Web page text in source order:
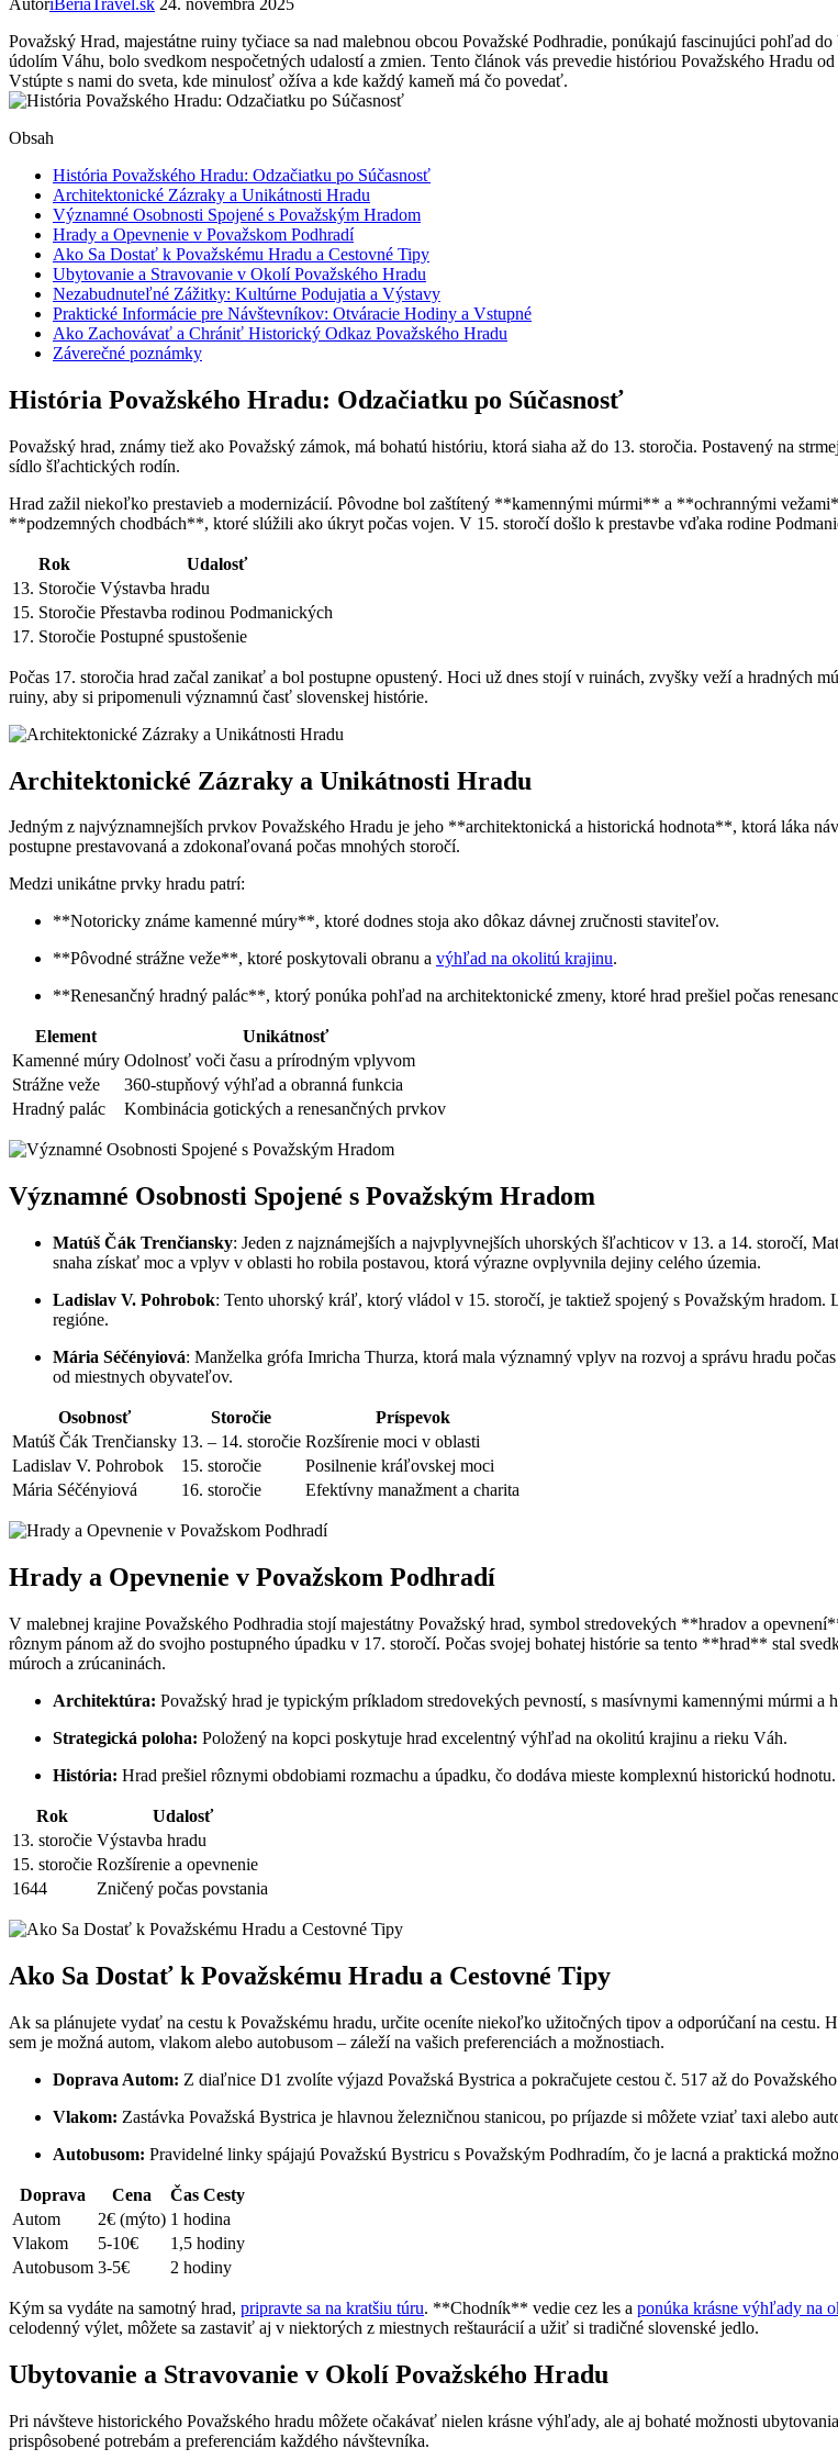
Považský Hrad, majestátne ruiny tyčiace sa nad malebnou obcou Považské Podhradie, ponúkajú fascinujúci pohľad
údolím Váhu, bolo svedkom nespočetných udalostí a zmien. Tento článok vás prevedie históriou Považského Hradu
Vstúpte s nami do sveta, kde minulosť ožíva a kde každý kameň má čo povedať.
Obsah
História Považského Hradu: Odzačiatku po Súčasnosť
Architektonické Zázraky a Unikátnosti Hradu
Významné Osobnosti Spojené s Považským Hradom
Hrady a Opevnenie v Považskom Podhradí
Ako Sa Dostať k Považskému Hradu a Cestovné Tipy
Ubytovanie a Stravovanie v Okolí Považského Hradu
Nezabudnuteľné Zážitky: Kultúrne Podujatia a Výstavy
Praktické Informácie pre Návštevníkov: Otváracie Hodiny a Vstupné
Ako Zachovávať a Chrániť Historický Odkaz Považského Hradu
Záverečné poznámky
História Považského Hradu: Odzačiatku po Súčasnosť
Považský hrad, známy tiež ako Považský zámok, má bohatú históriu, ktorá siaha až do 13. storočia. Postavený na
sídlo šľachtických rodín.
Hrad zažil niekoľko prestavieb a modernizácií. Pôvodne bol zaštítený **kamennými múrmi** a **ochrannými
**podzemných chodbách**, ktoré slúžili ako úkryt počas vojen. V 15. storočí došlo k prestavbe vďaka rodine
Rok
Udalosť
13. Storočie Výstavba hradu
15. Storočie Přestavba rodinou Podmanických
17. Storočie Postupné spustošenie
Počas 17. storočia hrad začal zanikať a bol postupne opustený. Hoci už dnes stojí v ruinách, zvyšky veží a
ruiny, aby si pripomenuli významnú časť slovenskej histórie.
Architektonické Zázraky a Unikátnosti Hradu
Jedným z najvýznamnejších prvkov Považského Hradu je jeho **architektonická a historická hodnota**, ktorá láka
postupne prestavovaná a zdokonaľovaná počas mnohých storočí.
Medzi unikátne prvky hradu patrí:
**Notoricky známe kamenné múry**, ktoré dodnes stoja ako dôkaz dávnej zručnosti staviteľov.
**Pôvodné strážne veže**, ktoré poskytovali obranu a výhľad na okolitú krajinu.
**Renesančný hradný palác**, ktorý ponúka pohľad na architektonické zmeny, ktoré hrad prešiel počas
Element
Unikátnosť
Kamenné múry Odolnosť voči času a prírodným vplyvom
Strážne veže
360-stupňový výhľad a obranná funkcia
Hradný palác
Kombinácia gotických a renesančných prvkov
Významné Osobnosti Spojené s Považským Hradom
Matúš Čák Trenčiansky: Jeden z najznámejších a najvplyvnejších uhorských šľachticov v 13. a 14. storočí,
snaha získať moc a vplyv v oblasti ho robila postavou, ktorá výrazne ovplyvnila dejiny celého územia.
Ladislav V. Pohrobok: Tento uhorský kráľ, ktorý vládol v 15. storočí, je taktiež spojený s Považským
regióne.
Mária Séčényiová: Manželka grófa Imricha Thurza, ktorá mala významný vplyv na rozvoj a správu hradu
od miestnych obyvateľov.
Osobnosť Storočie
Príspevok
Matúš Čák Trenčiansky 13. – 14. storočie Rozšírenie moci v oblasti
Ladislav V. Pohrobok
15. storočie
Posilnenie kráľovskej moci
Mária Séčényiová
16. storočie Efektívny manažment a charita
Hrady a Opevnenie v Považskom Podhradí
V malebnej krajine Považského Podhradia stojí majestátny Považský hrad, symbol stredovekých **hradov a
rôznym pánom až do svojho postupného úpadku v 17. storočí. Počas svojej bohatej histórie sa tento **hrad** stal
múroch a zrúcaninách.
Architektúra: Považský hrad je typickým príkladom stredovekých pevností, s masívnymi kamennými múrmi a
Strategická poloha: Položený na kopci poskytuje hrad excelentný výhľad na okolitú krajinu a rieku Váh.
História: Hrad prešiel rôznymi obdobiami rozmachu a úpadku, čo dodáva mieste komplexnú historickú hodnotu.
Rok
Udalosť
13. storočie Výstavba hradu
15. storočie Rozšírenie a opevnenie
1644
Zničený počas povstania
Ako Sa Dostať k Považskému Hradu a Cestovné Tipy
Ak sa plánujete vydať na cestu k Považskému hradu, určite oceníte niekoľko užitočných tipov a odporúčaní na
sem je možná autom, vlakom alebo autobusom – záleží na vašich preferenciách a možnostiach.
Doprava Autom: Z diaľnice D1 zvolíte výjazd Považská Bystrica a pokračujete cestou č. 517 až do
Vlakom: Zastávka Považská Bystrica je hlavnou železničnou stanicou, po príjazde si môžete vziať taxi alebo
Autobusom: Pravidelné linky spájajú Považskú Bystricu s Považským Podhradím, čo je lacná a praktická
Doprava Cena
Čas Cesty
Autom
2€ (mýto) 1 hodina
Vlakom
5-10€
1,5 hodiny
Autobusom 3-5€ 2 hodiny
Kým sa vydáte na samotný hrad, pripravte sa na kratšiu túru. **Chodník** vedie cez les a ponúka krásne výhľady na
celodenný výlet, môžete sa zastaviť aj v niektorých z miestnych reštaurácií a užiť si tradičné slovenské jedlo.
Ubytovanie a Stravovanie v Okolí Považského Hradu
Pri návšteve historického Považského hradu môžete očakávať nielen krásne výhľady, ale aj bohaté možnosti
prispôsobené potrebám a preferenciám každého návštevníka.